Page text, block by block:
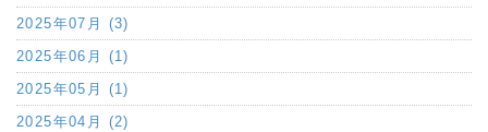
2025年07月 (3)
2025年06月 (1)
2025年05月 (1)
2025年04月 (2)